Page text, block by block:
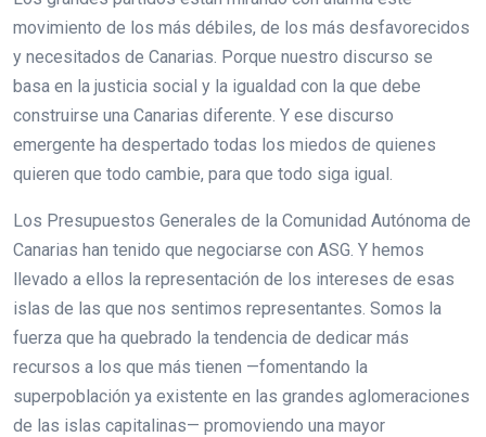
movimiento de los más débiles, de los más desfavorecidos
y necesitados de Canarias. Porque nuestro discurso se
basa en la justicia social y la igualdad con la que debe
construirse una Canarias diferente. Y ese discurso
emergente ha despertado todas los miedos de quienes
quieren que todo cambie, para que todo siga igual.
Los Presupuestos Generales de la Comunidad Autónoma de
Canarias han tenido que negociarse con ASG. Y hemos
llevado a ellos la representación de los intereses de esas
islas de las que nos sentimos representantes. Somos la
fuerza que ha quebrado la tendencia de dedicar más
recursos a los que más tienen —fomentando la
superpoblación ya existente en las grandes aglomeraciones
de las islas capitalinas— promoviendo una mayor